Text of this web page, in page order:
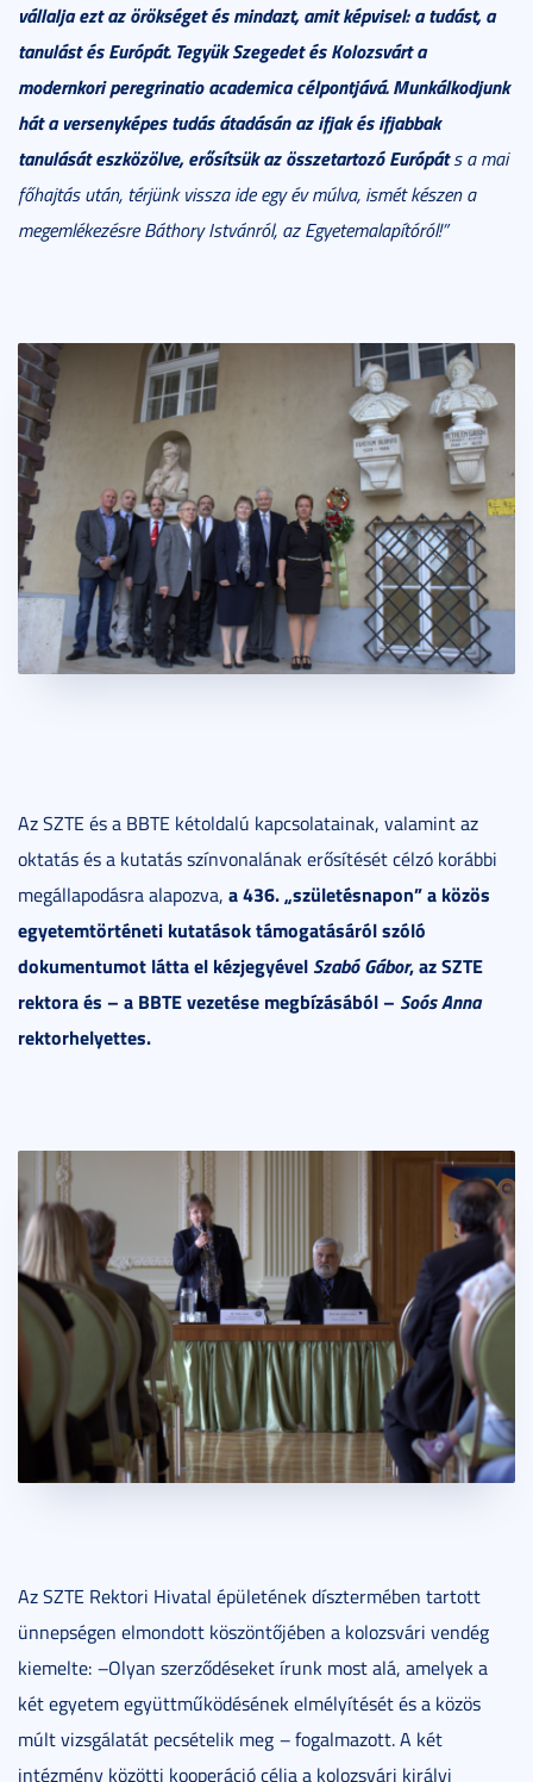
vállalja ezt az örökséget és mindazt, amit képvisel: a tudást, a
tanulást és Európát. Tegyük Szegedet és Kolozsvárt a
modernkori peregrinatio academica célpontjává. Munkálkodjunk
hát a versenyképes tudás átadásán az ifjak és ifjabbak
tanulását eszközölve, erősítsük az összetartozó Európáts a mai
főhajtás után, térjünk vissza ide egy év múlva, ismét készen a
megemlékezésre Báthory Istvánról, az Egyetemalapítóról!”
Az SZTE és a BBTE kétoldalú kapcsolatainak, valamint az
oktatás és a kutatás színvonalának erősítését célzó korábbi
megállapodásra alapozva, a 436. „születésnapon” a közös
egyetemtörténeti kutatások támogatásáról szóló
dokumentumot látta el kézjegyével Szabó Gábor, az SZTE
rektora és – a BBTE vezetése megbízásából – Soós Anna
rektorhelyettes.
Az SZTE Rektori Hivatal épületének dísztermében tartott
ünnepségen elmondott köszöntőjében a kolozsvári vendég
kiemelte: –Olyan szerződéseket írunk most alá, amelyek a
két egyetem együttműködésének elmélyítését és a közös
múlt vizsgálatát pecsételik meg –fogalmazott. A két
intézmény közötti kooperáció célja a kolozsvári királyi